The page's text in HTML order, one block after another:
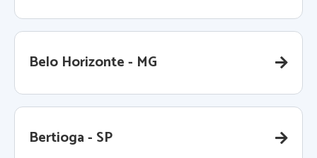
Belo Horizonte - MG
Bertioga - SP